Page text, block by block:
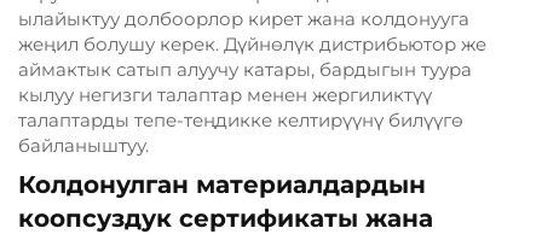
ылайыктуу долбоорлор кирет жана колдонууга
жеңил болушу керек. Дүйнөлүк дистрибьютор же
аймактык сатып алуучу катары, бардыгын туура
кылуу негизги талаптар менен жергиликтүү
талаптарды тепе-теңдикке келтирүүнү билүүгө
байланыштуу.
Колдонулган материалдардын
коопсуздук сертификаты жана